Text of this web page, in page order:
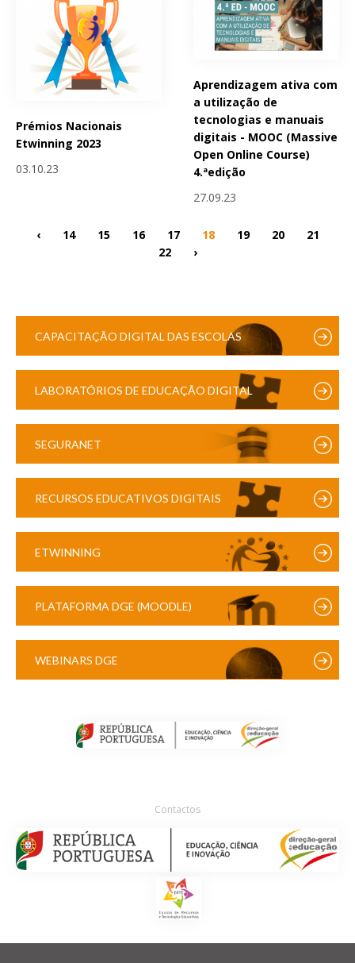
Prémios Nacionais
Etwinning 2023
03.10.23
Aprendizagem ativa com
a utilização de
tecnologias e manuais
digitais - MOOC (Massive
Open Online Course)
4.ªedição
27.09.23
‹ 14 15 16 17 18 19 20
21
22
›
CAPACITAÇÃO DIGITAL DAS ESCOLAS
LABORATÓRIOS DE EDUCAÇÃO DIGITAL
SEGURANET
RECURSOS EDUCATIVOS DIGITAIS
ETWINNING
PLATAFORMA DGE (MOODLE)
WEBINARS DGE
Contactos